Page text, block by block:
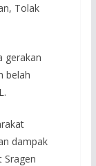
Tolak
gerakan
belah
dampak
Sragen